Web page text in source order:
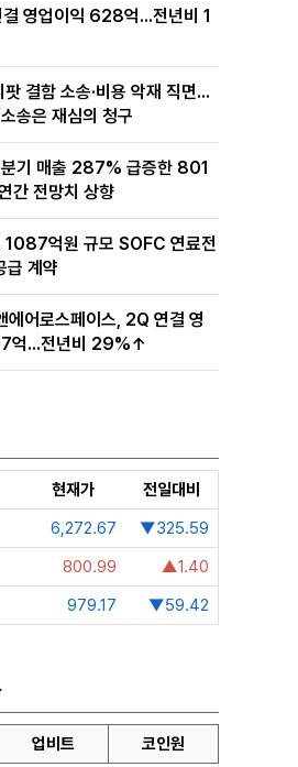
영업이익 628억...전년비 1
결함 소송·비용 악재 직면...
송은 재심의 청구
기 매출 287% 급증한 801
간 전망치 상향
1087억원 규모 SOFC 연료전
계약
에어로스페이스, 2Q 연결 영
억...전년비 29%↑
현재가
전일대비
6,272.67
▼325.59
800.99
▲1.40
979.17 ▼59.42
업비트 코인원